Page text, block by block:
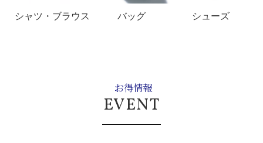
シャツ・ブラウス バッグ シューズ
お得情報
EVENT